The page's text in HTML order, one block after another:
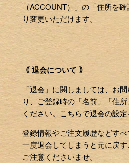
（ACCOUNT）」の「住所を
り変更いただけます。
｟ 退会について ｠
「退会」に関しましては、お
り、ご登録時の「名前」「住
ください。こちらで退会の設
登録情報やご注文履歴などすべ
一度退会してしまうと元に戻す
ご注意くださいませ。